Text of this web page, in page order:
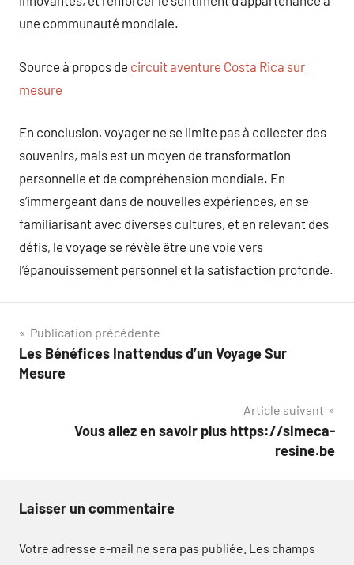
une communauté mondiale.
Source à propos de circuit aventure Costa Rica sur
mesure
En conclusion, voyager ne se limite pas à collecter des
souvenirs, mais est un moyen de transformation
personnelle et de compréhension mondiale. En
s’immergeant dans de nouvelles expériences, en se
familiarisant avec diverses cultures, et en relevant des
défis, le voyage se révèle être une voie vers
l’épanouissement personnel et la satisfaction profonde.
Navigation
de
Publication précédente
Les Bénéfices Inattendus d’un Voyage Sur
Mesure
Article suivant
Vous allez en savoir plus https://simeca-
resine.be
Laisser un commentaire
Votre adresse e-mail ne sera pas publiée. Les champs